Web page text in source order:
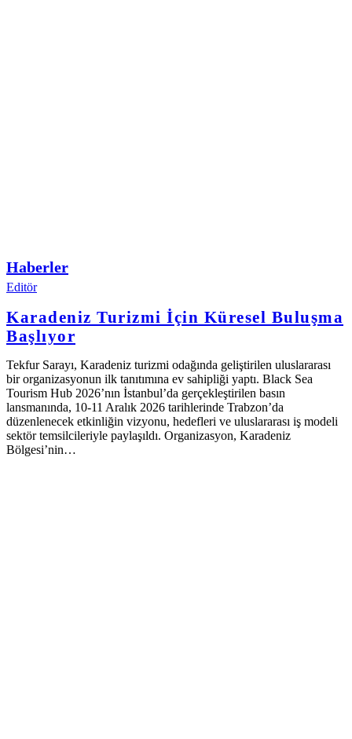
Haberler
Editör
Karadeniz Turizmi İçin Küresel Buluşma
Başlıyor
Tekfur Sarayı, Karadeniz turizmi odağında geliştirilen uluslararası
bir organizasyonun ilk tanıtımına ev sahipliği yaptı. Black Sea
Tourism Hub 2026’nın İstanbul’da gerçekleştirilen basın
lansmanında, 10-11 Aralık 2026 tarihlerinde Trabzon’da
düzenlenecek etkinliğin vizyonu, hedefleri ve uluslararası iş modeli
sektör temsilcileriyle paylaşıldı. Organizasyon, Karadeniz
Bölgesi’nin…